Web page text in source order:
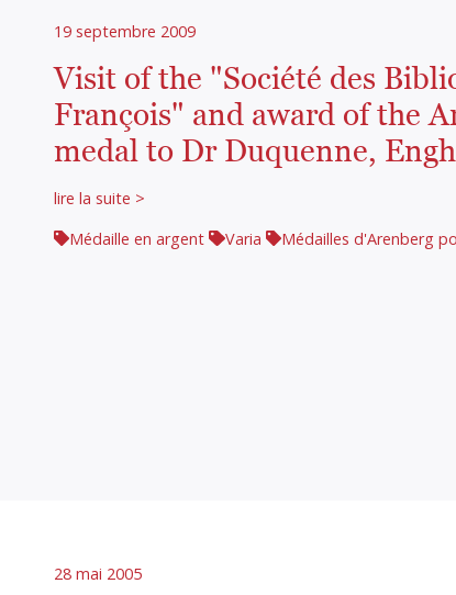
19 septembre 2009
Visit of the "Société des
François" and award of the
medal to Dr Duquenne,
lire la suite >
Médaille en argent
Varia Médailles d'Arenberg
28 mai 2005